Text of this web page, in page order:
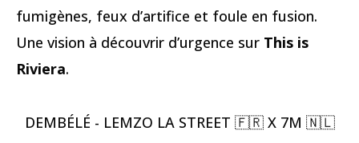
fumigènes, feux d’artifice et foule en fusion.
Une vision à découvrir d’urgence sur This is
Riviera.
DEMBÉLÉ - LEMZO LA STREET 🇫🇷 X 7M 🇳🇱